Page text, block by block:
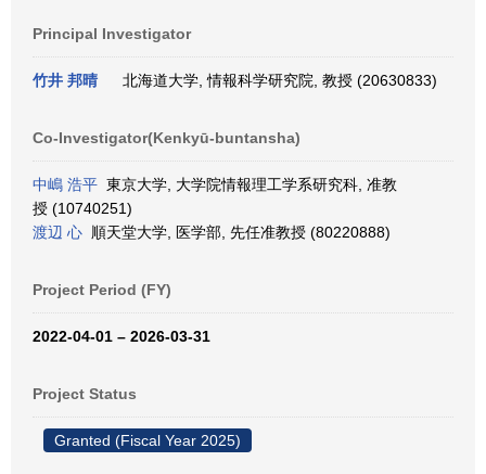
Principal Investigator
竹井 邦晴 北海道大学, 情報科学研究院, 教授 (20630833)
Co-Investigator(Kenkyū-buntansha)
中嶋 浩平 東京大学, 大学院情報理工学系研究科, 准教
授 (10740251)
渡辺 心 順天堂大学, 医学部, 先任准教授 (80220888)
Project Period (FY)
2022-04-01 – 2026-03-31
Project Status
Granted (Fiscal Year 2025)